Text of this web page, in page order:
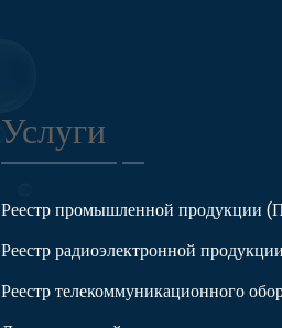
Услуги
Реестр промышленной
Реестр радиоэлектронной
Реестр телекоммуникационного